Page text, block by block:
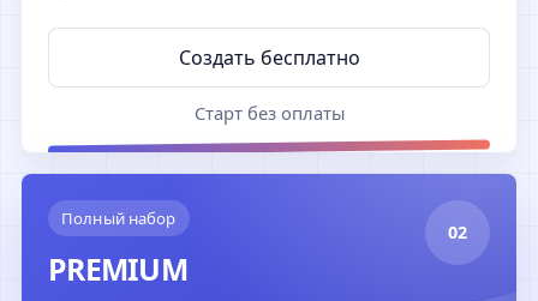
Создать бесплатно
Старт без оплаты
Полный набор
PREMIUM
02